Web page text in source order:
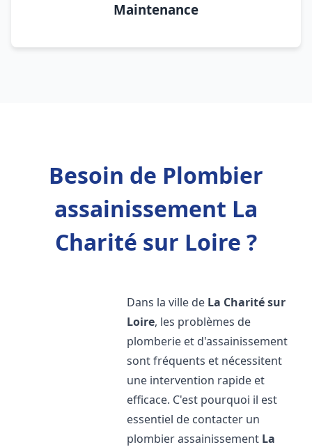
Maintenance
Besoin de Plombier
assainissement La
Charité sur Loire ?
Dans la ville de La Charité sur
Loire, les problèmes de
plomberie et d'assainissement
sont fréquents et nécessitent
une intervention rapide et
efficace. C'est pourquoi il est
essentiel de contacter un
plombier assainissement La